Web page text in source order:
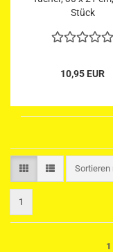
Stück
10,95 EUR
Sortieren
Sortieren
1
1